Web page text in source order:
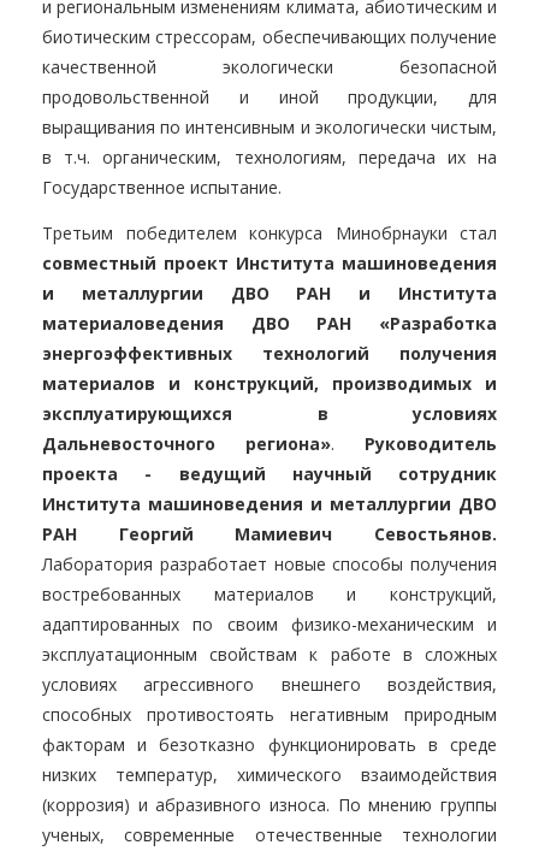
и региональным изменениям климата, абиотическим и
биотическим стрессорам, обеспечивающих получение
качественной экологически безопасной
продовольственной и иной продукции, для
выращивания по интенсивным и экологически чистым,
в т.ч. органическим, технологиям, передача их на
Государственное испытание.
Третьим победителем конкурса Минобрнауки стал
совместный проект Института машиноведения
и металлургии ДВО РАН и Института
материаловедения ДВО РАН «Разработка
энергоэффективных технологий получения
материалов и конструкций, производимых и
эксплуатирующихся в условиях
Дальневосточного региона». Руководитель
проекта - ведущий научный сотрудник
Института машиноведения и металлургии ДВО
РАН Георгий Мамиевич Севостьянов.
Лаборатория разработает новые способы получения
востребованных материалов и конструкций,
адаптированных по своим физико-механическим и
эксплуатационным свойствам к работе в сложных
условиях агрессивного внешнего воздействия,
способных противостоять негативным природным
факторам и безотказно функционировать в среде
низких температур, химического взаимодействия
(коррозия) и абразивного износа. По мнению группы
ученых, современные отечественные технологии